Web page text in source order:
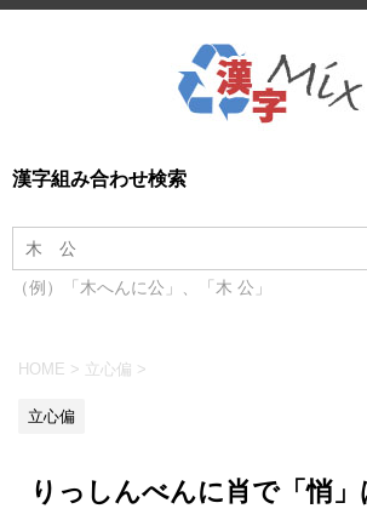
漢字組み合わせ検索
（例）「木へんに公」、「木 公」
HOME > 立心偏 >
立心偏
りっしんべんに肖で「悄」